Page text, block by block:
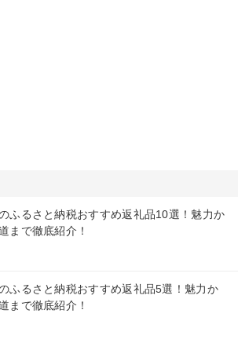
ふるさと納税おすすめ返礼品10選！魅力か
まで徹底紹介！
ふるさと納税おすすめ返礼品5選！魅力か
まで徹底紹介！